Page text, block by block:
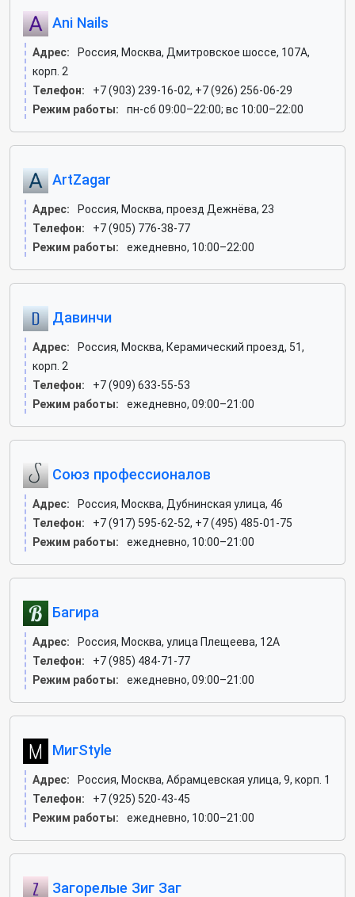
Ani Nails
Адрес:
Россия, Москва, Дмитровское шоссе, 107А,
корп. 2
Телефон:
+7 (903) 239-16-02, +7 (926) 256-06-29
Режим работы:
пн-сб 09:00–22:00; вс 10:00–22:00
ArtZagar
Адрес:
Россия, Москва, проезд Дежнёва, 23
Телефон:
+7 (905) 776-38-77
Режим работы:
ежедневно, 10:00–22:00
Давинчи
Адрес:
Россия, Москва, Керамический проезд, 51,
корп. 2
Телефон:
+7 (909) 633-55-53
Режим работы:
ежедневно, 09:00–21:00
Союз профессионалов
Адрес:
Россия, Москва, Дубнинская улица, 46
Телефон:
+7 (917) 595-62-52, +7 (495) 485-01-75
Режим работы:
ежедневно, 10:00–21:00
Багира
Адрес:
Россия, Москва, улица Плещеева, 12А
Телефон:
+7 (985) 484-71-77
Режим работы:
ежедневно, 09:00–21:00
МигStyle
Адрес:
Россия, Москва, Абрамцевская улица, 9, корп. 1
Телефон:
+7 (925) 520-43-45
Режим работы:
ежедневно, 10:00–21:00
Загорелые Зиг Заг